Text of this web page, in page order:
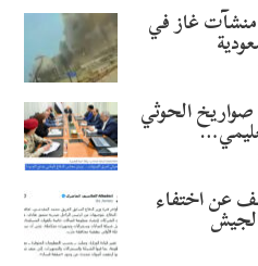
غاز في
الحوثي
عن اختفاء